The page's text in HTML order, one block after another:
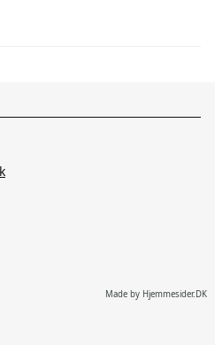
Made by Hjemmesider.DK